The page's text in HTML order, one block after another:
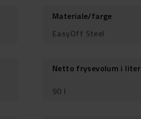
Materiale/farge
EasyOff Steel
Netto frysevolum i liter
90 l